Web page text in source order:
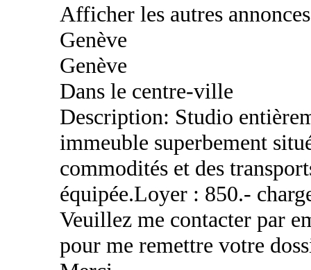
Afficher les autres
Genève
Genève
Dans le centre-ville
Description: Studio
immeuble superbement
commodités et des
équipée.Loyer : 850.-
Veuillez me contacter par
pour me remettre votre